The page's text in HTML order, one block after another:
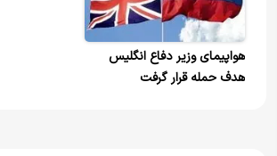
هواپیمای وزیر دفاع انگلیس
هدف حمله قرار گرفت